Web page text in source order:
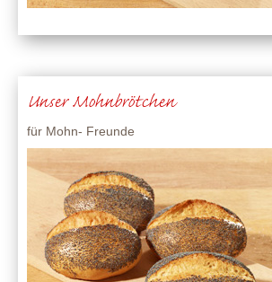
Unser Mohnbrötchen
für Mohn- Freunde